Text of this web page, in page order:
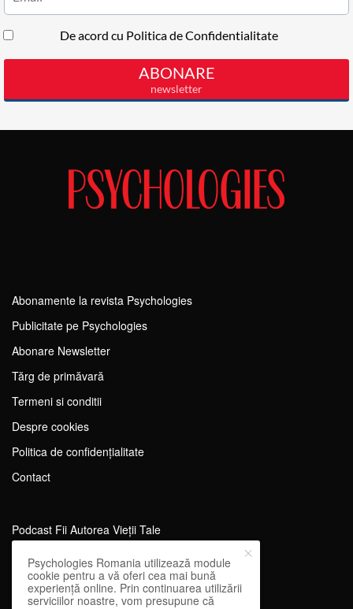
Abonamente la revista Psychologies
Publicitate pe Psychologies
Abonare Newsletter
Tărg de primăvară
Termeni si conditii
Despre cookies
Politica de confidențialitate
Contact
Podcast Fii Autorea Vieții Tale
Evenimente Fii Autoarea Vieții Tale!
SportEdu
Antrenament Mental pentru Sportivi
Psychologies Romania utilizează module
cookie pentru a vă oferi cea mai bună
experiență online. Prin continuarea utilizării
serviciilor noastre, vom presupune că